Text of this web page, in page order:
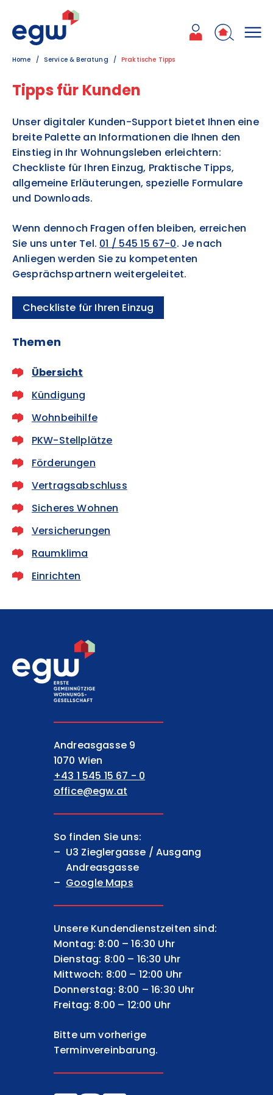
Zum Inhalt
Zum Hauptmenü
Zum Kontakt
Home Service & Beratung Praktische Tipps
Tipps für Kunden
Unser digitaler Kunden-Support bietet Ihnen eine
breite Palette an Informationen die Ihnen den
Einstieg in Ihr Wohnungsleben erleichtern:
Checkliste für Ihren Einzug, Praktische Tipps,
allgemeine Erläuterungen, spezielle Formulare
und Downloads.
Wenn dennoch Fragen offen bleiben, erreichen
Sie uns unter Tel. 01 / 545 15 67-0. Je nach
Anliegen werden Sie zu kompetenten
Gesprächspartnern weitergeleitet.
Checkliste für Ihren Einzug
Themen
Übersicht
Kündigung
Wohnbeihilfe
PKW-Stellplätze
Förderungen
Vertragsabschluss
Sicheres Wohnen
Versicherungen
Raumklima
Einrichten
EGW Erste gemeinnützige
Andreasgasse 9
1070 Wien
+43 1 545 15 67 - 0
office@egw.at
So finden Sie uns:
U3 Zieglergasse / Ausgang
Andreasgasse
Google Maps
Unsere Kundendienstzeiten sind:
Montag: 8:00 – 16:30 Uhr
Dienstag: 8:00 – 16:30 Uhr
Mittwoch: 8:00 – 12:00 Uhr
Donnerstag: 8:00 – 16:30 Uhr
Freitag: 8:00 – 12:00 Uhr
Bitte um vorherige
Terminvereinbarung.